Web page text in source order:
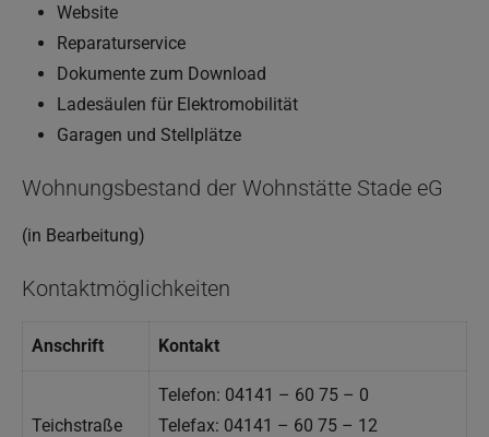
Website
Reparaturservice
Dokumente zum Download
Ladesäulen für Elektromobilität
Garagen und Stellplätze
Wohnungsbestand der Wohnstätte Stade eG
(in Bearbeitung)
Kontaktmöglichkeiten
Anschrift Kontakt
Teichstraße
Telefon: 04141 – 60 75 – 0
Telefax: 04141 – 60 75 – 12